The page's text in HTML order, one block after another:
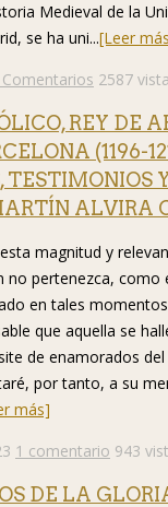
Medieval de la
se ha uni...[Leer
2587
REY DE
(1196-
TESTIMONIOS
ALVIRA
magnitud y
no pertenezca, como
en tales
que aquella se
de enamorados
por tanto, a su
más]
1 comentario 943
DE LA